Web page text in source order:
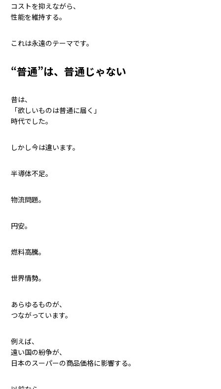
コストを抑えながら、
性能を維持する。
これは永遠のテーマです。
“普通”は、普通じゃない
昔は、
「欲しいものは普通に届く」
時代でした。
しかし今は違います。
半導体不足。
物流問題。
円安。
燃料高騰。
世界情勢。
あらゆるものが、
つながっています。
例えば、
遠い国の紛争が、
日本のスーパーの商品価格に影響する。